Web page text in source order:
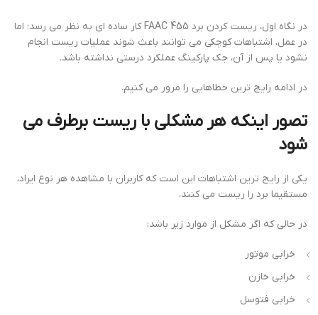
در نگاه اول، ریست کردن برد FAAC 455 کار ساده ای به نظر می رسد؛ اما
در عمل، اشتباهات کوچکی می توانند باعث شوند عملیات ریست انجام
نشود یا پس از آن، جک پارکینگ عملکرد درستی نداشته باشد.
در ادامه رایج ترین خطاهایی را مرور می کنیم.
تصور اینکه هر مشکلی با ریست برطرف می
شود
یکی از رایج ترین اشتباهات این است که کاربران با مشاهده هر نوع ایراد،
مستقیما برد را ریست می کنند.
در حالی که اگر مشکل از موارد زیر باشد:
خرابی موتور
خرابی خازن
خرابی فتوسل